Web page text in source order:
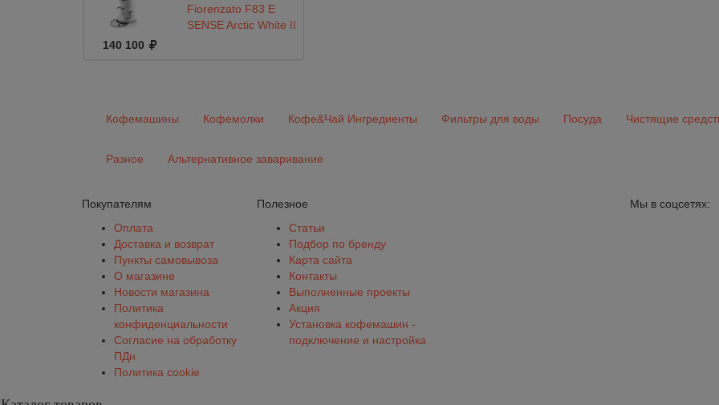
Fiorenzato F83 E
SENSE Arctic White ||
140 100
Кофемашины Кофемолки Кофе&Чай Ингредиенты Фильтры для воды Посуда Чистящие
Разное Альтернативное заваривание
Покупателям
Оплата
Доставка и возврат
Пункты самовывоза
О магазине
Новости магазина
Политика
конфиденциальности
Согласие на обработку
ПДн
Политика cookie
Полезное
Статьи
Подбор по бренду
Карта сайта
Контакты
Выполненные проекты
Акция
Установка кофемашин -
подключение и настройка
Мы в соцсетях: